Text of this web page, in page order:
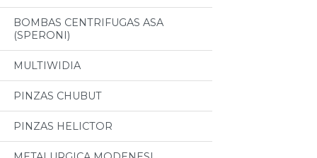
BOMBAS CENTRIFUGAS ASA
(SPERONI)
MULTIWIDIA
PINZAS CHUBUT
PINZAS HELICTOR